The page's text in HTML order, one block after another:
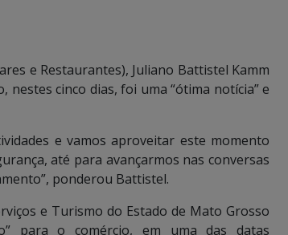
e Restaurantes), Juliano Battistel Kamm
cinco dias, foi uma “ótima notícia” e
e vamos aproveitar este momento
até para avançarmos nas conversas
ponderou Battistel.
e Turismo do Estado de Mato Grosso
para o comércio, em uma das datas